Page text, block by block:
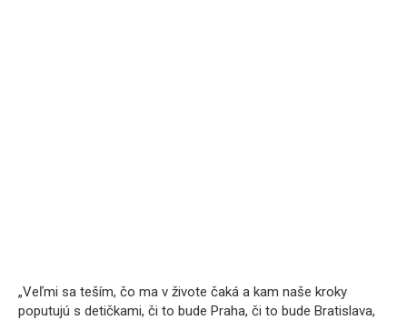
„Veľmi sa teším, čo ma v živote čaká a kam naše kroky
poputujú s detičkami, či to bude Praha, či to bude Bratislava,